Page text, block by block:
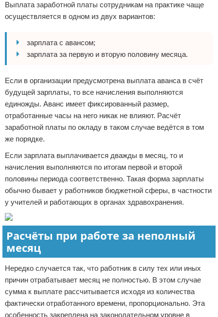
Выплата заработной платы сотрудникам на практике чаще
осуществляется в одном из двух вариантов:
зарплата с авансом;
зарплата за первую и вторую половину месяца.
Если в организации предусмотрена выплата аванса в счёт
будущей зарплаты, то все начисления выполняются
единожды. Аванс имеет фиксированный размер,
отработанные часы на него никак не влияют. Расчёт
заработной платы по окладу в таком случае ведётся в том
же порядке.
Если зарплата выплачивается дважды в месяц, то и
начисления выполняются по итогам первой и второй
половины периода соответственно. Такая форма зарплаты
обычно бывает у работников бюджетной сферы, в частности
у учителей и работающих в органах здравохранения.
Расчёты при работе за неполный
месяц
Нередко случается так, что работник в силу тех или иных
причин отрабатывает месяц не полностью. В этом случае
сумма к выплате рассчитывается исходя из количества
фактически отработанного времени, пропорционально. Эта
особенность закреплена на законодательном уровне в